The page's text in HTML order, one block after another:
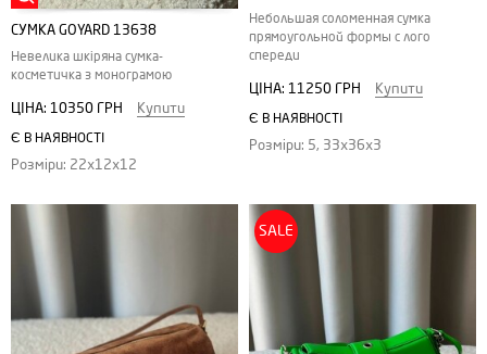
СУМКА GOYARD 13638
Невелика шкіряна сумка-
косметичка з монограмою
ЦІНА: 10350 ГРН Купити
Є В НАЯВНОСТІ
Розміри: 22х12х12
Небольшая соломенная сумка
прямоугольной формы с лого
спереди
ЦІНА: 11250 ГРН Купити
Є В НАЯВНОСТІ
Розміри: 5, 33х36х3
SALE